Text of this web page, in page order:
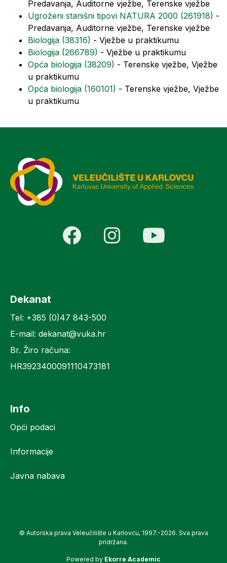
Predavanja, Auditorne vježbe, Terenske vježbe
Ugroženi stanišni tipovi NATURA 2000 (261918) -
Predavanja, Auditorne vježbe, Terenske vježbe
Biologija (38316) - Vježbe u praktikumu
Biologija (266789) - Vježbe u praktikumu
Opća biologija (38209) - Terenske vježbe, Vježbe
u praktikumu
Opća biologija (160101) - Terenske vježbe, Vježbe
u praktikumu
Dekanat
Tel: +385 (0)47 843-500
E-mail: dekanat@vuka.hr
Br. Žiro računa:
HR3923400091110473181
Info
Opći podaci
Informacije
Javna nabava
© Autorska prava Veleučilište u Karlovcu, 1997.-2026. Sva prava
pridržana.
Powered by Ekorre Academic